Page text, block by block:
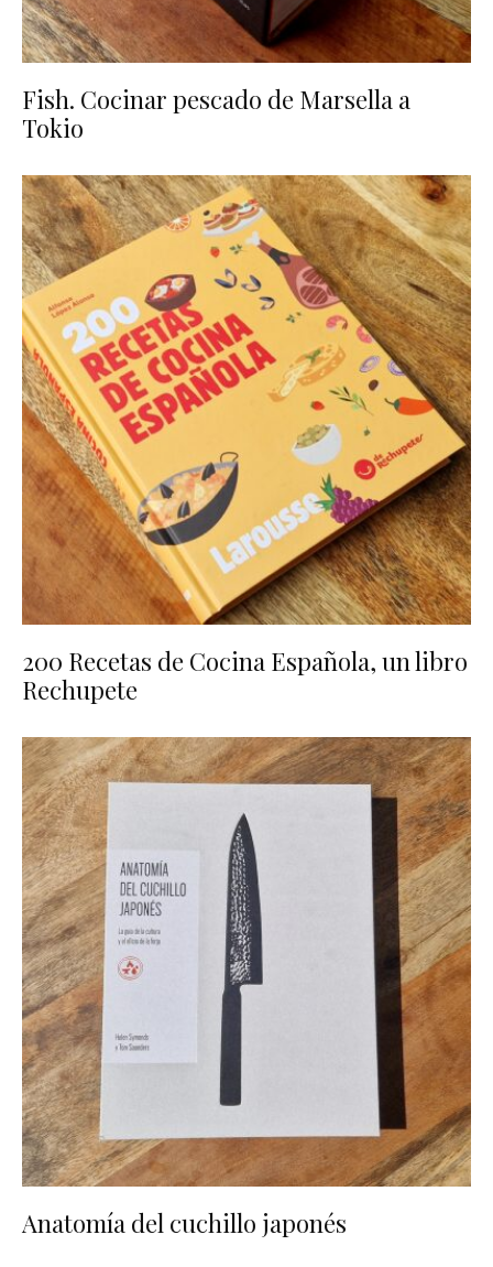
Fish. Cocinar pescado de Marsella a
Tokio
200 Recetas de Cocina Española, un libro
Rechupete
Anatomía del cuchillo japonés